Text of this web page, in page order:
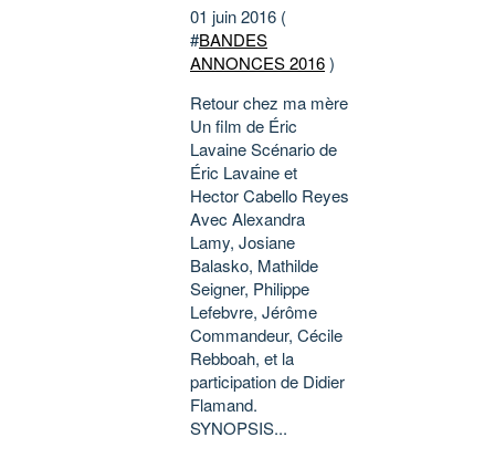
01 juin 2016 (
#BANDES
ANNONCES 2016)
Retour chez ma mère
Un film de Éric
Lavaine Scénario de
Éric Lavaine et
Hector Cabello Reyes
Avec Alexandra
Lamy, Josiane
Balasko, Mathilde
Seigner, Philippe
Lefebvre, Jérôme
Commandeur, Cécile
Rebboah, et la
participation de Didier
Flamand.
SYNOPSIS...